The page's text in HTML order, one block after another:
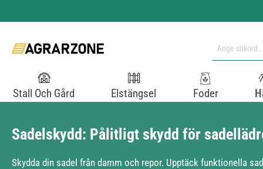
Stall Och Gård Elstängsel Foder
Sadelskydd: Pålitligt skydd för
Skydda din sadel från damm och repor. Upptäck funktionella